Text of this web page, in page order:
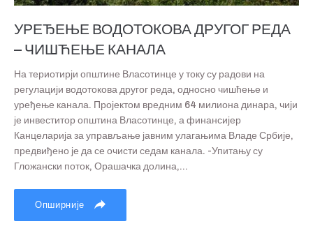
УРЕЂЕЊЕ ВОДОТОКОВА ДРУГОГ РЕДА
– ЧИШЋЕЊЕ КАНАЛА
На териотирји општине Власотинце у току су радови на
регулацији водотокова другог реда, односно чишћење и
уређење канала. Пројектом вредним 64 милиона динара, чији
је инвеститор општина Власотинце, а финансијер
Канцеларија за управљање јавним улагањима Владе Србије,
предвиђено је да се очисти седам канала. -Упитању су
Гложански поток, Орашачка долина,...
Опширније